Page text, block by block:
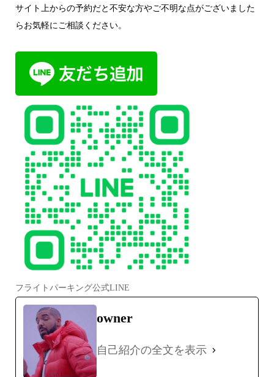
サイト上からの予約だと不安な方やご不明な点がございました
らお気軽にご相談ください。
フライトパーキング公式LINE
owner
自己紹介の全文を表示